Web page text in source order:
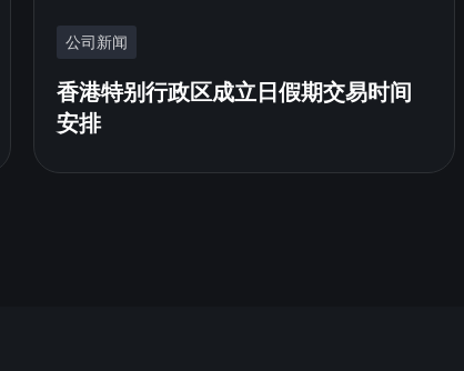
公司新闻
香港特别行政区成立日假期交易时间
安排